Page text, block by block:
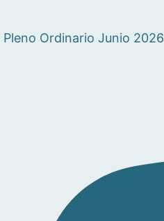
Pleno Ordinario Junio 2026